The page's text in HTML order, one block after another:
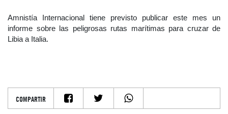
Amnistía Internacional tiene previsto publicar este mes un
informe sobre las peligrosas rutas marítimas para cruzar de
Libia a Italia.
COMPARTIR